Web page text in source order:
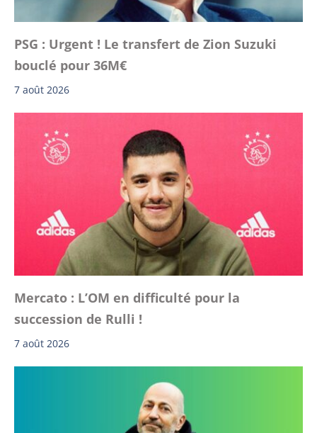
PSG : Urgent ! Le transfert de Zion Suzuki
bouclé pour 36M€
7 août 2026
Mercato : L’OM en difficulté pour la
succession de Rulli !
7 août 2026